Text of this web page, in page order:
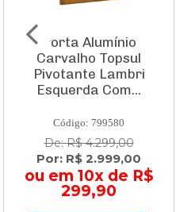
Porta Alumínio
Carvalho Topsul
Pivotante Lambri
Esquerda Com...
Código: 799580
De: R$ 4.299,00
Por: R$ 2.999,00
ou em 10x de R$
299,90